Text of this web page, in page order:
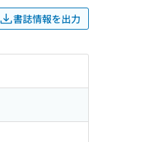
書誌情報を出力